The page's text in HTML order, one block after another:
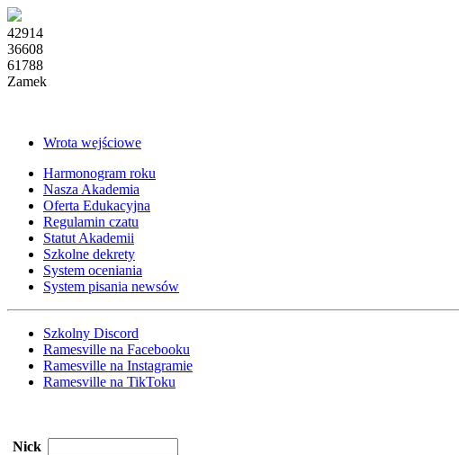
42914
36608
61788
Zamek
Wrota wejściowe
Harmonogram roku
Nasza Akademia
Oferta Edukacyjna
Regulamin czatu
Statut Akademii
Szkolne dekrety
System oceniania
System pisania newsów
Szkolny Discord
Ramesville na Facebooku
Ramesville na Instagramie
Ramesville na TikToku
Nick